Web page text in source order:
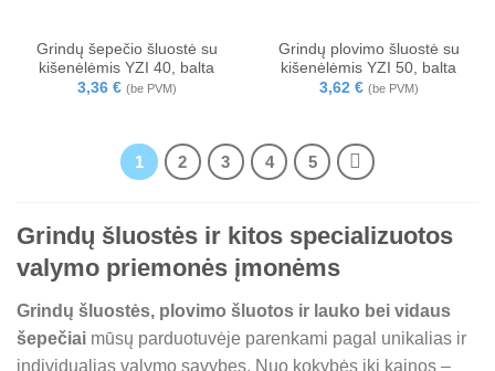
Grindų šepečio šluostė su
kišenėlėmis YZI 40, balta
3,36 € (be PVM)
Grindų plovimo šluostė su
kišenėlėmis YZI 50, balta
3,62 € (be PVM)
1 2 3 4 5
Grindų šluostės ir kitos specializuotos
valymo priemonės įmonėms
Grindų šluostės, plovimo šluotos ir lauko bei vidaus
šepečiai mūsų parduotuvėje parenkami pagal unikalias ir
individualias valymo savybes. Nuo kokybės iki kainos –